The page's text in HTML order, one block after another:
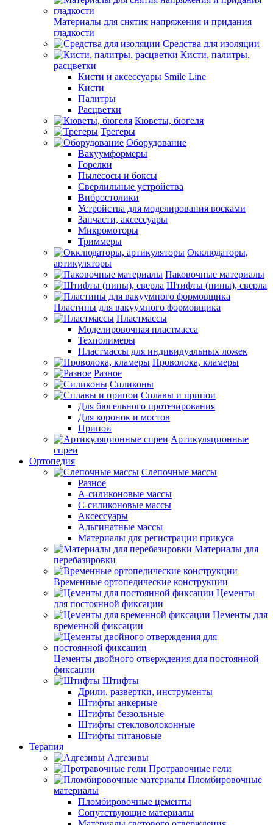
Материалы для снятия напряжения и придания
гладкости
Средства для изоляции
Кисти, палитры,
расцветки
Кисти и аксессуары Smile Line
Кисти
Палитры
Расцветки
Кюветы, бюгеля
Трегеры
Оборудование
Вакуумформеры
Горелки
Пылесосы и боксы
Сверлильные устройства
Вибростолики
Устройства для моделирования восками
Запчасти, аксессуары
Микромоторы
Триммеры
Окклюдаторы,
артикуляторы
Паковочные материалы
Штифты (пины), сверла
Пластины для вакуумного формовщика
Пластмассы
Моделировочная пластмасса
Техполимеры
Пластмассы для индивидуальных ложек
Проволока, кламеры
Разное
Силиконы
Сплавы и припои
Для бюгельного протезирования
Для коронок и мостов
Припои
Артикуляционные
спреи
Ортопедия
Слепочные массы
Разное
А-силиконовые массы
С-силиконовые массы
Аксессуары
Альгинатные массы
Материалы для регистрации прикуса
Материалы для
перебазировки
Временные ортопедические конструкции
Цементы
для постоянной фиксации
Цементы для
временной фиксации
Цементы двойного отверждения для постоянной
фиксации
Штифты
Дрили, развертки, инструменты
Штифты анкерные
Штифты беззольные
Штифты стекловолоконные
Штифты титановые
Терапия
Адгезивы
Протравочные гели
Пломбировочные
материалы
Пломбировочные цементы
Сопутствующие материалы